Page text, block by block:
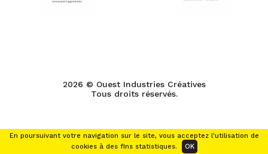
2026 © Ouest Industries Créatives
Tous droits réservés.
En poursuivant votre navigation sur le site, vous acceptez l'utilisation de
cookies à des fins statistiques.
OK